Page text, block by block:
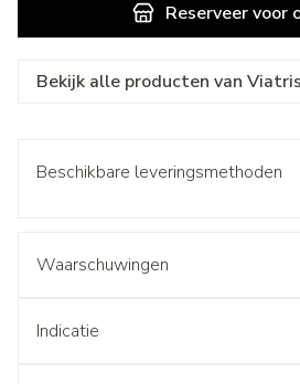
Reserveervoor
Bekijk alle producten van Viatris
Beschikbare leveringsmethoden
Waarschuwingen
Indicatie